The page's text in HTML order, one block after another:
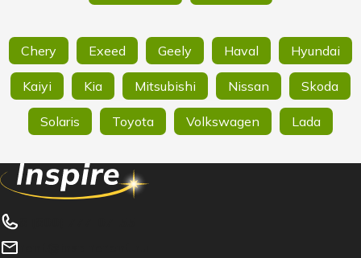
Chery Exeed Geely Haval Hyundai
Kaiyi Kia Mitsubishi Nissan Skoda
Solaris Toyota Volkswagen Lada